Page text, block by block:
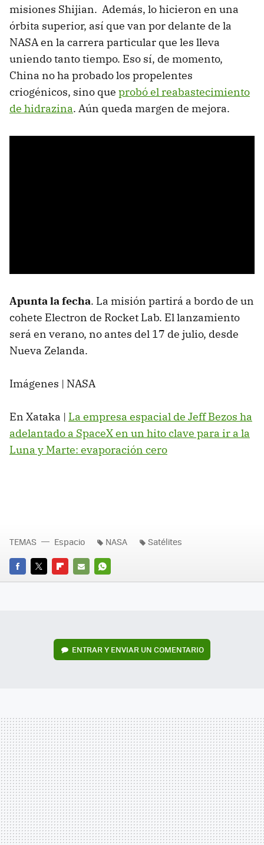
misiones Shijian. Además, lo hicieron en una
órbita superior, así que van por delante de la
NASA en la carrera particular que les lleva
uniendo tanto tiempo. Eso sí, de momento,
China no ha probado los propelentes
criogénicos, sino que probó el reabastecimiento
de hidrazina. Aún queda margen de mejora.
Apunta la fecha. La misión partirá a bordo de un
cohete Electron de Rocket Lab. El lanzamiento
será en verano, no antes del 17 de julio, desde
Nueva Zelanda.
Imágenes | NASA
En Xataka | La empresa espacial de Jeff Bezos ha
adelantado a SpaceX en un hito clave para ir a la
Luna y Marte: evaporación cero
FACEBOOK
TWITTERFLIPBOARD
E-
WHATSAPP
TEMAS Espacio NASA Satélites
ENTRAR Y ENVIAR UN COMENTARIO